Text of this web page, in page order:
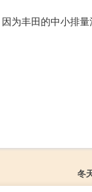
为丰田的中小排
冬